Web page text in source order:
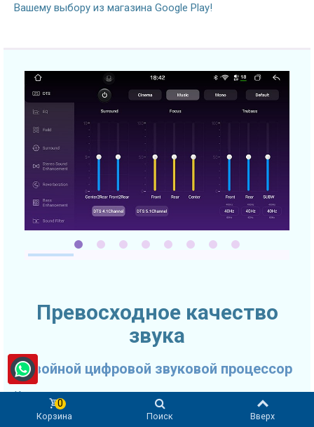
Вашему выбору из магазина Google Play!
Превосходное качество
звука
Двойной цифровой звуковой процессор
Качество звука очень часто выходит на первое место при
выборе автомобильного головного устройства. SMARTY
Корзина
0
Поиск Вверх